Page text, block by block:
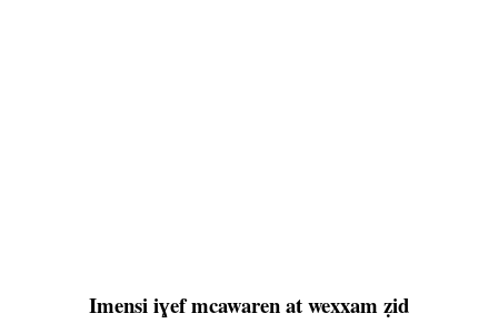
Imensi iɣef mcawaren at wexxam ẓid